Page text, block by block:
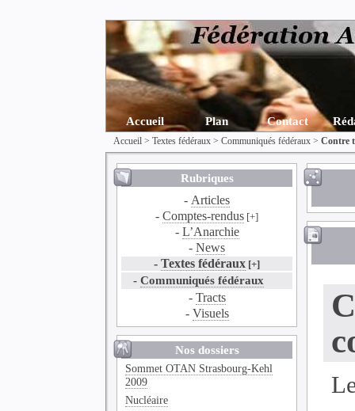
Accueil Plan Contact
Accueil >Textes fédéraux >Communiqués fédéraux >Contre
Rubriques
- Articles
-Comptes-rendus [+]
- L’Anarchie
-News
-Textes fédéraux [+]
-Communiqués fédéraux
- Tracts
- Visuels
Nos dossiers
Sommet OTAN Strasbourg-Kehl
2009
Nucléaire